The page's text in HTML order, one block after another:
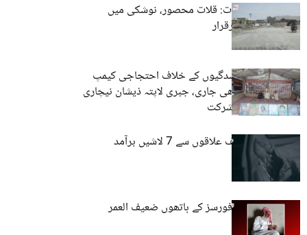
سیکیورٹی خدشات: قلات محصور، نوشکی میں
سخت پابندیاں برقرار
کوئٹہ: جبری گمشدگیوں کے خلاف احتجاجی کیمپ
6312ویں روز بھی جاری، جبری لاپتہ ذیشان نیچاری
کے اہلِ خانہ کی شرکت
بلوچستان: مختلف علاقوں سے 7 لاشیں برآمد
گوادر: پاکستانی فورسز کے ہاتھوں ضعیف العمر
شخص لاپتہ